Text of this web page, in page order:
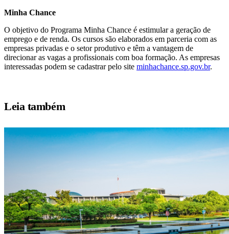
Minha Chance
O objetivo do Programa Minha Chance é estimular a geração de
emprego e de renda. Os cursos são elaborados em parceria com as
empresas privadas e o setor produtivo e têm a vantagem de
direcionar as vagas a profissionais com boa formação. As empresas
interessadas podem se cadastrar pelo site minhachance.sp.gov.br.
Leia também